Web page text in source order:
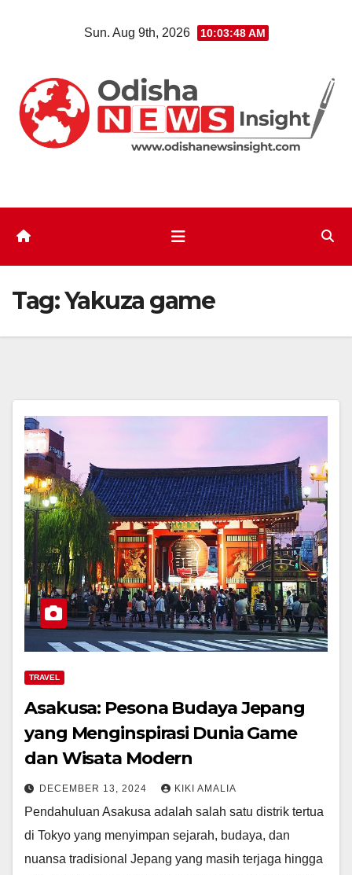
Sun. Aug 9th, 2026 10:03:49 AM
Tag:Yakuza game
TRAVEL
Asakusa: Pesona Budaya Jepang
yang Menginspirasi Dunia Game
dan Wisata Modern
DECEMBER 13, 2024 KIKI AMALIA
Pendahuluan Asakusa adalah salah satu distrik tertua
di Tokyo yang menyimpan sejarah, budaya, dan
nuansa tradisional Jepang yang masih terjaga hingga